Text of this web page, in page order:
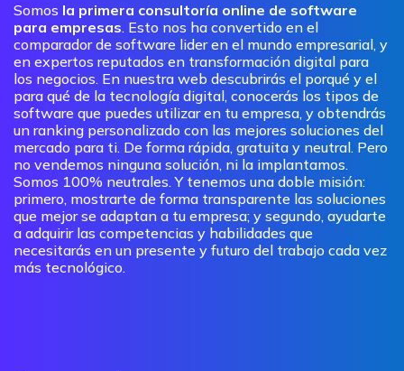
Somos la primera consultoría online de software
para empresas. Esto nos ha convertido en el
comparador de software lider en el mundo empresarial, y
en expertos reputados en transformación digital para
los negocios. En nuestra web descubrirás el porqué y el
para qué de la tecnología digital, conocerás los tipos de
software que puedes utilizar en tu empresa, y obtendrás
un ranking personalizado con las mejores soluciones del
mercado para ti. De forma rápida, gratuita y neutral. Pero
no vendemos ninguna solución, ni la implantamos.
Somos 100% neutrales. Y tenemos una doble misión:
primero, mostrarte de forma transparente las soluciones
que mejor se adaptan a tu empresa; y segundo, ayudarte
a adquirir las competencias y habilidades que
necesitarás en un presente y futuro del trabajo cada vez
más tecnológico.